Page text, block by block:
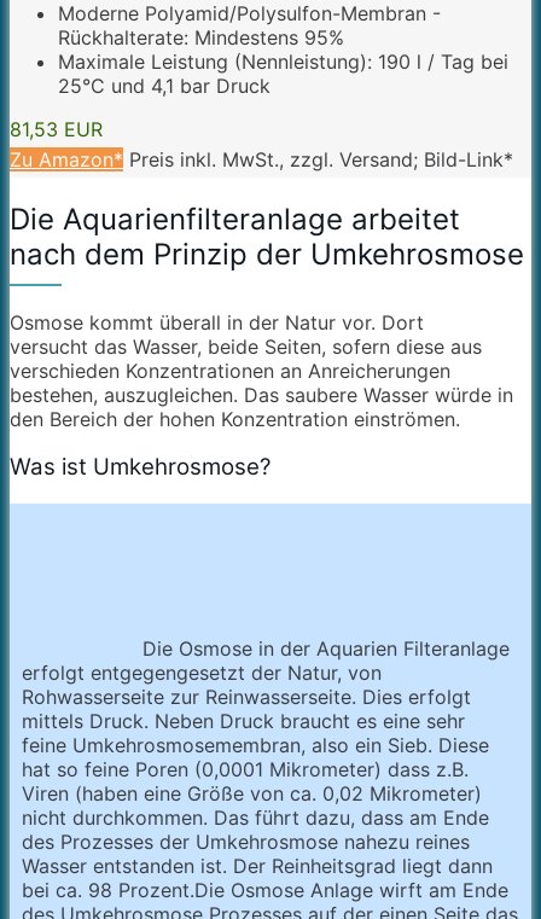
Moderne Polyamid/Polysulfon-Membran -
Rückhalterate: Mindestens 95%
Maximale Leistung (Nennleistung): 190 l / Tag bei
25°C und 4,1 bar Druck
81,53 EUR
Zu Amazon* Preis inkl. MwSt., zzgl. Versand; Bild-Link*
Die Aquarienfilteranlage arbeitet
nach dem Prinzip der Umkehrosmose
Osmose kommt überall in der Natur vor. Dort
versucht das Wasser, beide Seiten, sofern diese aus
verschieden Konzentrationen an Anreicherungen
bestehen, auszugleichen. Das saubere Wasser würde in
den Bereich der hohen Konzentration einströmen.
Was ist Umkehrosmose?
Die Osmose in der Aquarien Filteranlage
erfolgt entgegengesetzt der Natur, von
Rohwasserseite zur Reinwasserseite. Dies erfolgt
mittels Druck. Neben Druck braucht es eine sehr
feine Umkehrosmosemembran, also ein Sieb. Diese
hat so feine Poren (0,0001 Mikrometer) dass z.B.
Viren (haben eine Größe von ca. 0,02 Mikrometer)
nicht durchkommen. Das führt dazu, dass am Ende
des Prozesses der Umkehrosmose nahezu reines
Wasser entstanden ist. Der Reinheitsgrad liegt dann
bei ca. 98 Prozent.Die Osmose Anlage wirft am Ende